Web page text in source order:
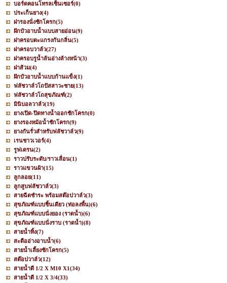
บอร์ดคอนโทรลเซ็นเซอร์(0)
ประเก็นยาง(4)
ฝารองนั่งชักโครก(5)
ฝักบัวอาบน้ำแบบสายอ่อน(9)
ฝาครอบตะแกรงกันกลิ่น(5)
ฝาครอบวาล์ว(27)
ฝาครอบรูน้ำล้นอ่างล้างหน้า(3)
ฝาส้วม(4)
ฝักบัวอาบน้ำแบบก้านแข็ง(1)
ฟลัชวาล์วโถปัสสาวะชาย(13)
ฟลัชวาล์วโถสุขภัณฑ์(2)
มินิบอลวาล์ว(19)
ยางเปิด-ปิดทางน้ำออกชักโครก(0)
ยางรองหม้อน้ำชักโครก(9)
ยางกันรั่วสำหรับฟลัชวาล์ว(9)
เรนชาวเวอร์(4)
รูฟเดรน(2)
ราวปรับระดับ/ราวเลื่อน(1)
ราวแขวนผ้า(15)
ลูกลอย(11)
ลูกสูบฟลัชวาล์ว(3)
สายฉีดชำระ พร้อมสต๊อปวาล์ว(3)
สุขภัณฑ์แบบชิ้นเดียว (ท่อลงพื้น)(6)
สุขภัณฑ์แบบนั่งยอง (ราดน้ำ)(6)
สุขภัณฑ์แบบนั่งราบ (ราดน้ำ)(8)
สายน้ำทิ้ง(7)
สะดืออ่างอาบน้ำ(6)
สายน้ำเลี้ยงชักโครก(5)
สต๊อปวาล์ว(12)
สายน้ำดี 1/2 X M10 X1(34)
สายน้ำดี 1/2 X 3/4(33)